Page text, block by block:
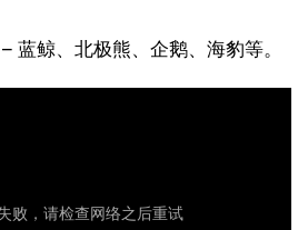
– 蓝鲸、北极熊、企鹅、海豹等。